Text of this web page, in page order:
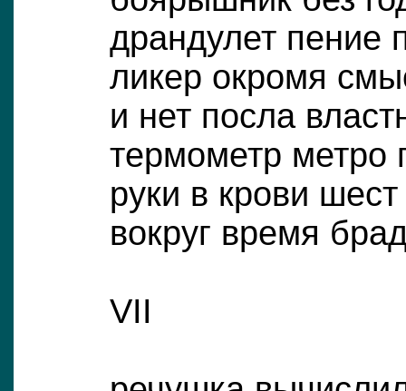
драндулет пение
ликер окромя
и нет посла
термометр метро
руки в крови
вокруг время
VII